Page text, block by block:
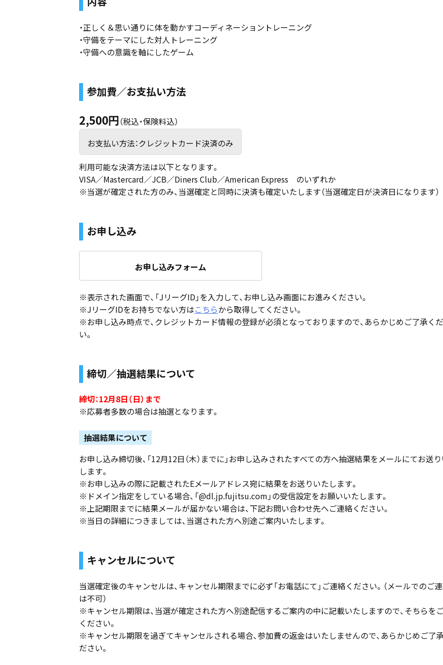
・正しく＆思い通りに体を動かすコーディネーショントレーニング
・守備をテーマにした対人トレーニング
・守備への意識を軸にしたゲーム
参加費／お支払い方法
2,500円（税込・保険料込）
お支払い方法：クレジットカード決済のみ
利用可能な決済方法は以下となります。
VISA／Mastercard／JCB／Diners Club／American Express のいずれか
※当選が確定された方のみ、当選確定と同時に決済も確定いたします（当選確定日が決済日になります）
お申し込み
お申し込みフォーム
※表示された画面で、「JリーグID」を入力して、お申し込み画面にお進みください。
※JリーグIDをお持ちでない方はこちらから取得してください。
※お申し込み時点で、クレジットカード情報の登録が必須となっておりますので、あらかじめご了承く
い。
締切／抽選結果について
締切：12月8日（日）まで
※応募者多数の場合は抽選となります。
抽選結果について
お申し込み締切後、「12月12日（木）までに」お申し込みされたすべての方へ抽選結果をメールにてお送
します。
※お申し込みの際に記載されたEメールアドレス宛に結果をお送りいたします。
※ドメイン指定をしている場合、「@dl.jp.fujitsu.com」の受信設定をお願いいたします。
※上記期限までに結果メールが届かない場合は、下記お問い合わせ先へご連絡ください。
※当日の詳細につきましては、当選された方へ別途ご案内いたします。
キャンセルについて
当選確定後のキャンセルは、キャンセル期限までに必ず「お電話にて」ご連絡ください。（メールでのご
は不可）
※キャンセル期限は、当選が確定された方へ別途配信するご案内の中に記載いたしますので、そちらを
ください。
※キャンセル期限を過ぎてキャンセルされる場合、参加費の返金はいたしませんので、あらかじめご了
ださい。